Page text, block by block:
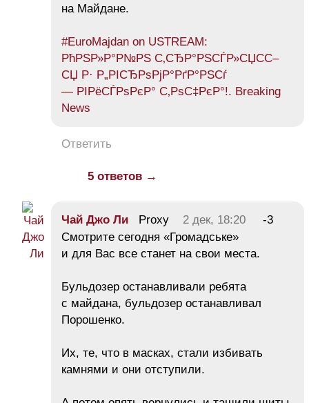
на Майдане.
#EuroMajdan on USTREAM:
РћРЅР»Р°Р№РЅ С‚СЂР°РЅСЃР»СЏСС–
СЏ Р· Р„РІСЂРѕРјР°РґР°РЅСѓ
— РІРёСЃРѕРєР° С‚РѕС‡РєР°!. Breaking
News
Ответить
5 ответов →
Чай Джо Ли Proxy 2 дек, 18:20
-3
Смотрите сегодня «Громадське»
и для Вас все станет на свои места.
Бульдозер останавливали ребята
с майдана, бульдозер останавливал
Порошенко.
Их, те, что в масках, стали избивать
камнями и они отступили.